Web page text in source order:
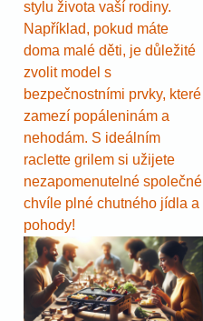
stylu života vaší rodiny.
Například, pokud máte
doma malé děti, je důležité
zvolit model s
bezpečnostními prvky, které
zamezí popáleninám a
nehodám. S ideálním
raclette grilem si užijete
nezapomenutelné společné
chvíle plné chutného jídla a
pohody!